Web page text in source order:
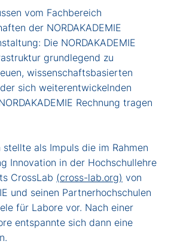
vom Fachbereich
der NORDAKADEMIE
Die NORDAKADEMIE
grundlegend zu
wissenschaftsbasierten
sich weiterentwickelnden
Rechnung tragen
stellte als Impuls die im Rahmen
Innovation in der Hochschullehre
CrossLab (cross-lab.org) von
und seinen Partnerhochschulen
für Labore vor. Nach einer
entspannte sich dann eine